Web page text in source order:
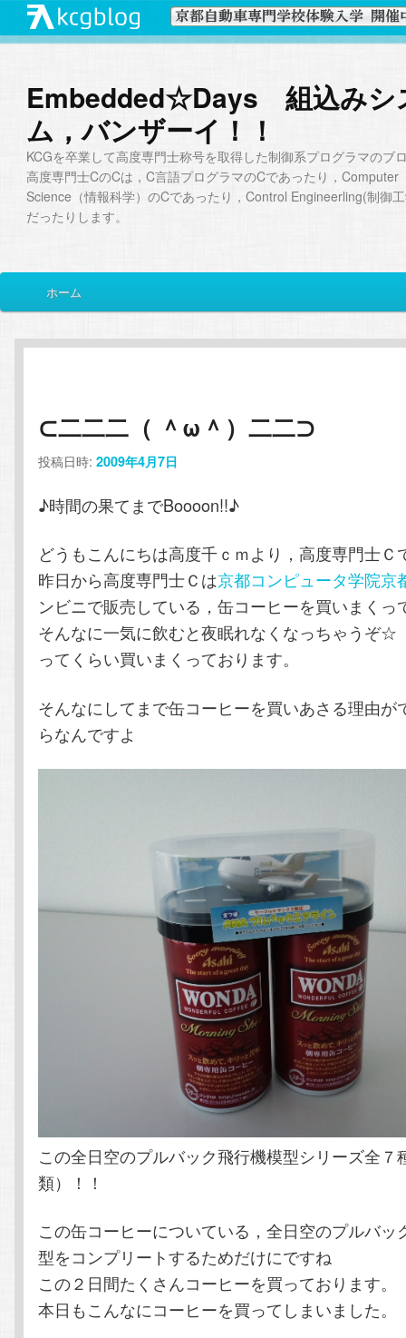
Embedded☆Days 組込みシ
ム，バンザーイ！！
KCGを卒業して高度専門士称号を取得した制御系プログラマのブ
高度専門士CのCは，C言語プログラマのCであったり，Computer
Science（情報科学）のCであったり，Control Engineerling(制御
だったりします。
イ
メ
イ
コ
ン
テ
ン
ツ
へ
動
サ
ブ
ン
テ
ン
ツ
へ
移
ホーム
⊂二二二（ ＾ω＾）二二⊃
投稿日時:2009年4月7日
♪時間の果てまでBoooon!!♪
どうもこんにちは高度千ｃｍより，高度専門士Ｃ
昨日から高度専門士Ｃは京都コンピュータ学院京
ンビニで販売している，缶コーヒーを買いまくっ
そんなに一気に飲むと夜眠れなくなっちゃうぞ☆
ってくらい買いまくっております。
そんなにしてまで缶コーヒーを買いあさる理由が
らなんですよ
この全日空のプルバック飛行機模型シリーズ全７
類）！！
この缶コーヒーについている，全日空のプルバッ
型をコンプリートするためだけにですね
この２日間たくさんコーヒーを買っております。
本日もこんなにコーヒーを買ってしまいました。